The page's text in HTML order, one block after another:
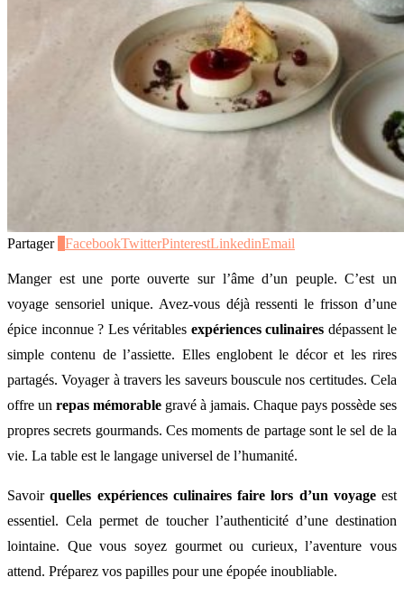
Partager FacebookTwitterPinterestLinkedinEmail
Manger est une porte ouverte sur l’âme d’un peuple. C’est un
voyage sensoriel unique. Avez-vous déjà ressenti le frisson d’une
épice inconnue ? Les véritables expériences culinaires dépassent le
simple contenu de l’assiette. Elles englobent le décor et les rires
partagés. Voyager à travers les saveurs bouscule nos certitudes. Cela
offre un repas mémorable gravé à jamais. Chaque pays possède ses
propres secrets gourmands. Ces moments de partage sont le sel de la
vie. La table est le langage universel de l’humanité.
Savoirquelles expériences culinaires faire lors d’un voyageest
essentiel. Cela permet de toucher l’authenticité d’une destination
lointaine. Que vous soyez gourmet ou curieux, l’aventure vous
attend. Préparez vos papilles pour une épopée inoubliable.